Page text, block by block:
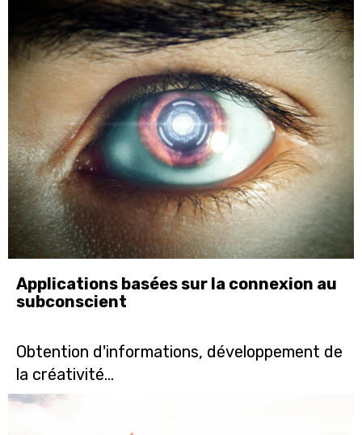
Applications basées sur la connexion au
subconscient
Obtention d'informations, développement de
la créativité...